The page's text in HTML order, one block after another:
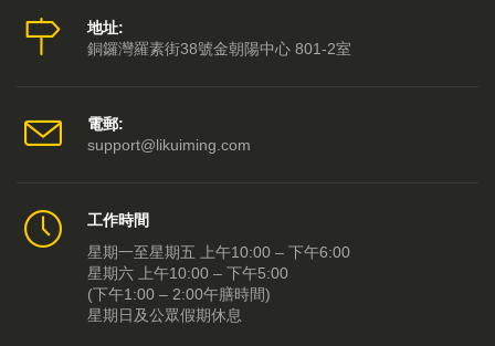
地址:
銅鑼灣羅素街38號金朝陽中心 801-2室
電郵:
support@likuiming.com
工作時間
星期一至星期五 上午10:00 – 下午6:00
星期六 上午10:00 – 下午5:00
(下午1:00 – 2:00午膳時間)
星期日及公眾假期休息